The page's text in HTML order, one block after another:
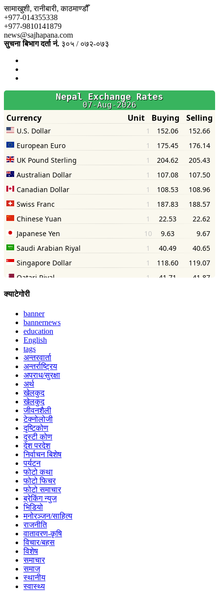
सामाखुशी, रानीबारी, काठमाण्डौँ
+977-014355338
+977-9810141879
news@sajhapana.com
सुचना बिभाग दर्ता नं. ३०५ / ०७२-०७३
क्याटेगोरी
banner
bannernews
education
English
tags
अन्तरवार्ता
अन्तर्राष्ट्रिय
अपराध/सुरक्षा
अर्थ
खेलकुद
खेलकुद
जीवनशैली
टेक्नोलोजी
दृष्टिकोण
दृस्टी कोण
देश परदेश
निर्वाचन बिशेष
पर्यटन
फोटो कथा
फोटो फिचर
फोटो समाचार
ब्रेकिंग न्युज
भिडियो
मनोरञ्जन/साहित्य
राजनीति
वातावरण-कृषि
विचार/बहस
विशेष
समाचार
समाज
स्थानीय
स्वास्थ्य